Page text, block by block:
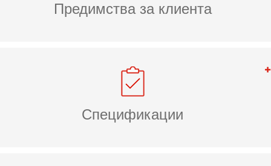
Предимства за клиента
Спецификации